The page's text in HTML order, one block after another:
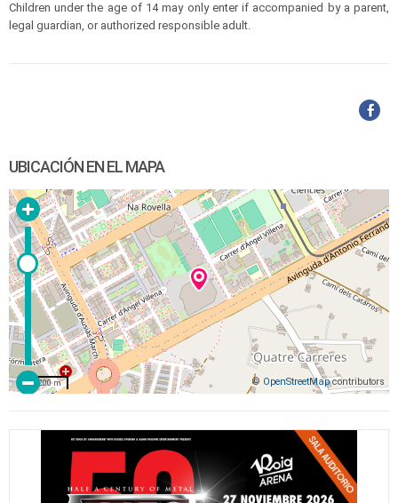
Children under the age of 14 may only enter if accompanied by a parent,
legal guardian, or authorized responsible adult.
UBICACIÓN EN EL MAPA
© OpenStreetMapcontributors
200 m